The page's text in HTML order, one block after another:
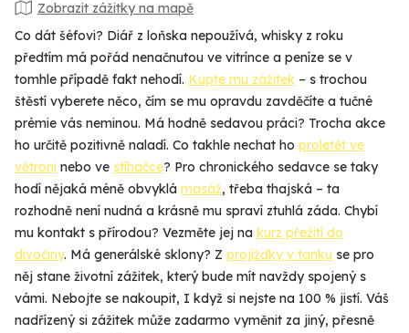
Zobrazit zážitky na mapě
Co dát šéfovi? Diář z loňska nepoužívá, whisky z roku
předtím má pořád nenačnutou ve vitrínce a peníze se v
tomhle případě fakt nehodí. Kupte mu zážitek – s trochou
štěstí vyberete něco, čím se mu opravdu zavděčíte a tučné
prémie vás neminou. Má hodně sedavou práci? Trocha akce
ho určitě pozitivně naladí. Co takhle nechat ho proletět ve
větroni nebo ve stíhačce? Pro chronického sedavce se taky
hodí nějaká méně obvyklá masáž, třeba thajská – ta
rozhodně není nudná a krásně mu spraví ztuhlá záda. Chybí
mu kontakt s přírodou? Vezměte jej na kurz přežití do
divočiny. Má generálské sklony? Z projížďky v tanku se pro
něj stane životní zážitek, který bude mít navždy spojený s
vámi. Nebojte se nakoupit, I když si nejste na 100 % jistí. Váš
nadřízený si zážitek může zadarmo vyměnit za jiný, přesně